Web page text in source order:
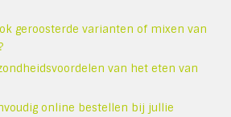
geroosterde varianten of mixen van
van het eten van
online bestellen bij jullie